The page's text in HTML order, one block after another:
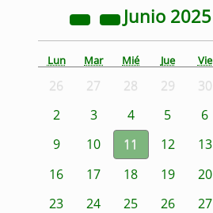
Junio 2025
Lun Mar Mié Jue Vie
26 27 28 29 30
2
3 4 5 6
9
10 11 12 13
16
17 18 19 20
23
24 25 26 27